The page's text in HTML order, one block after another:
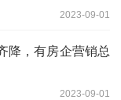
2023-09-01
降，有房企营销总
2023-09-01